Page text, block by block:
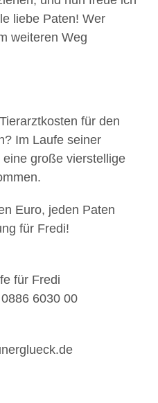
liebe Paten! Wer
weiteren Weg
für den
Im Laufe seiner
große vierstellige
Euro, jeden Paten
für Fredi!
für Fredi
6030 00